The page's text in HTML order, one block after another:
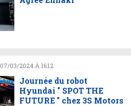
07/03/2024 À 16:12
Journée du robot
Hyundai " SPOT THE
FUTURE " chez 3S Motors